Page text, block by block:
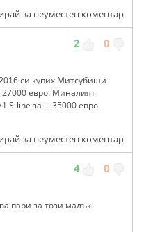
за неуместен коментар
2 0
си купих Митсубиши
27000 евро. Миналият
S-line за ... 35000 евро.
за неуместен коментар
4 0
пари за този малък